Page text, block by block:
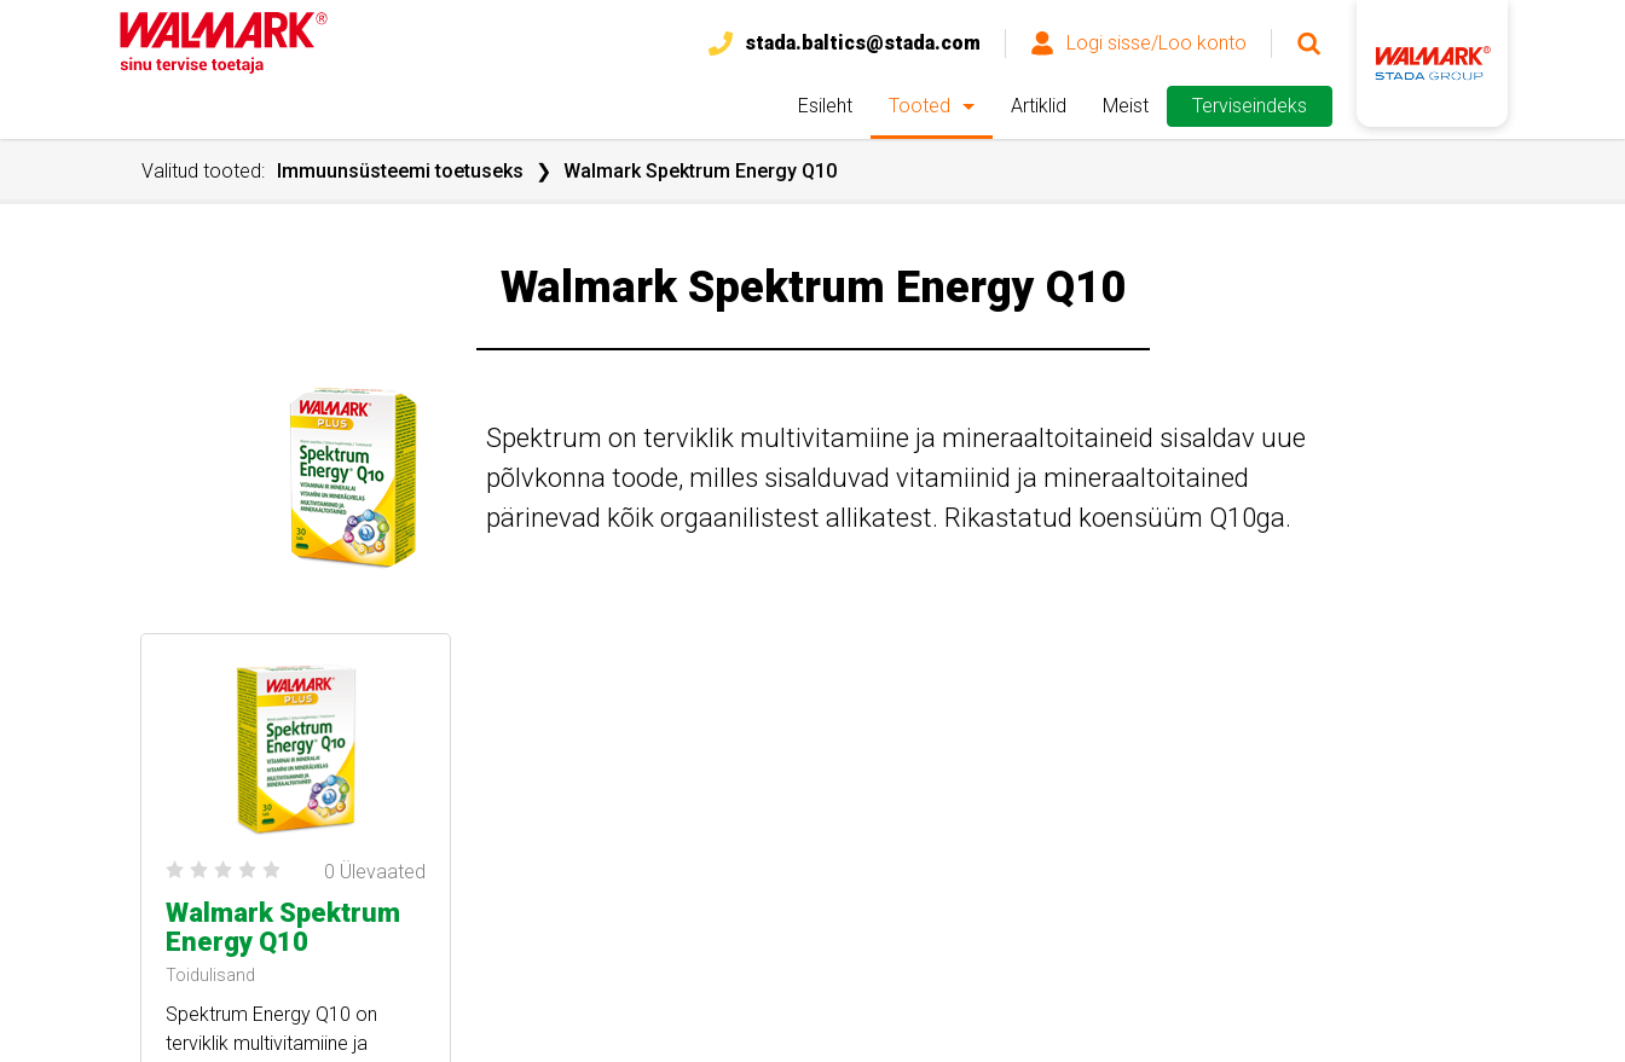
stada.baltics@stada.com Logi sisse/Loo konto
Esileht Tooted Artiklid Meist Terviseindeks
Valitud tooted: Immuunsüsteemi toetuseks Walmark Spektrum Energy Q10
Walmark Spektrum Energy Q10
Spektrum on terviklik multivitamiine ja mineraaltoitaineid sisaldav uue
põlvkonna toode, milles sisalduvad vitamiinid ja mineraaltoitained
pärinevad kõik orgaanilistest allikatest. Rikastatud koensüüm Q10ga.
0 Ülevaated
Walmark Spektrum
Energy Q10
Toidulisand
Spektrum Energy Q10 on
terviklik multivitamiine ja